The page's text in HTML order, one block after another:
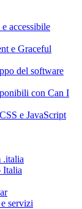
accessibile
e Graceful
del software
con Can I
e JavaScript
.italia
Italia
servizi